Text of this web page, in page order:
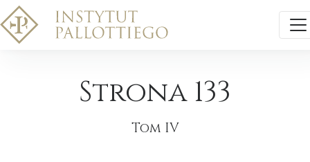
Strona 133
Tom IV